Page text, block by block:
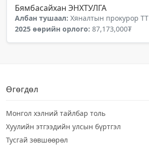
Бямбасайхан ЭНХТУЛГА
Албан тушаал: Хяналтын прокурор ТТ
2025 өөрийн орлого: 87,173,000₮
Өгөгдөл
Монгол хэлний тайлбар толь
Хуулийн этгээдийн улсын бүртгэл
Тусгай зөвшөөрөл